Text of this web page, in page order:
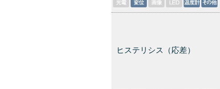
ヒステリシス（応差）